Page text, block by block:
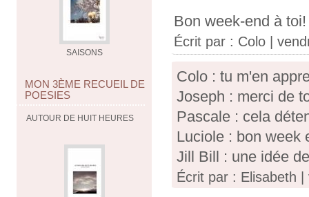
SAISONS
MON 3ÈME RECUEIL DE
POESIES
AUTOUR DE HUIT HEURES
Bon week-end à toi!
Écrit par : Colo |
Colo : tu m'en
Joseph : merci de
Pascale : cela
Luciole : bon week
Jill Bill : une idée
Écrit par : Elisabeth